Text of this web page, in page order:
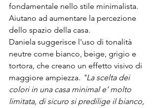
fondamentale nello stile minimalista.
Aiutano ad aumentare la percezione
dello spazio della casa.
Daniela suggerisce l'uso di tonalità
neutre come bianco, beige, grigio e
tortora, che creano un effetto visivo di
maggiore ampiezza. "La scelta dei
colori in una casa minimal e’ molto
limitata, di sicuro si predilige il bianco,